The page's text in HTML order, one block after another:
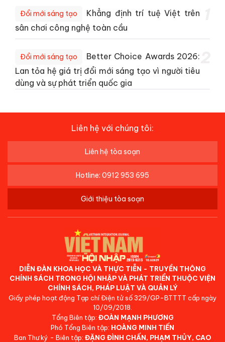
Đổi mới sáng tạo
Khẳng định trí tuệ Việt trên
sân chơi công nghệ toàn cầu
Đổi mới sáng tạo
Better Choice Awards 2026:
Lan tỏa hệ giá trị đổi mới sáng tạo vì người tiêu
dùng và sự phát triển quốc gia
Liên hệ với chúng tôi:
Liên hệ tòa soạn
Hotline: 0912 953 695
Giới thiệu tòa soạn
DIỄN ĐÀN KHOA HỌC VÀ THỰC TIỄN - TRUYỀN THÔNG
CHÍNH SÁCH TRONG HỘI NHẬP VÀ PHÁT TRIỂN THUỘC VIỆN
CHÍNH SÁCH, PHÁP LUẬT VÀ QUẢN LÝ
Giấy phép hoạt động Tạp chí Điện tử số 329/GP-BTTTT cấp ngày
10/09/2018.
Tổng Biên tập: ĐOÀN MẠNH PHƯƠNG
Phó Tổng Biên tập: HOÀNG MINH TIẾN
Ban Thư ký - Biên tập: ĐẶNG ĐÌNH CHẤN, PHẠM THỦY, CAO